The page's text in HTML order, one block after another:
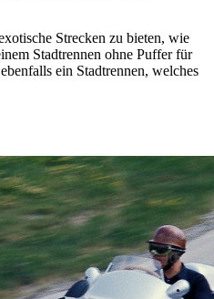
Strecken zu bieten, wie
Stadtrennen ohne Puffer für
ein Stadtrennen, welches